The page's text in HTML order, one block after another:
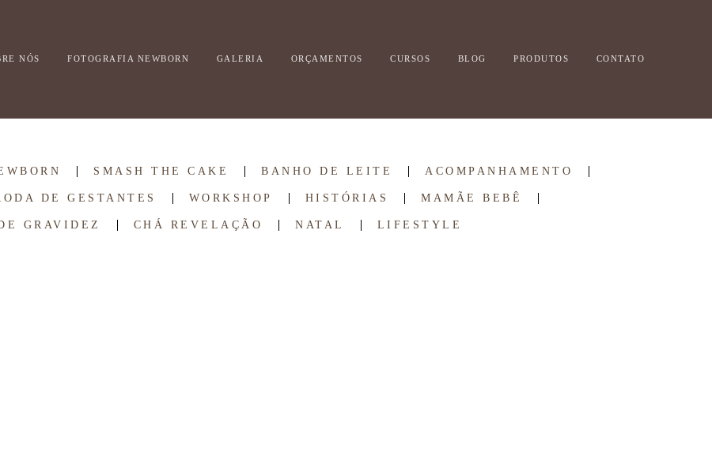
NÓS FOTOGRAFIA NEWBORN GALERIA ORÇAMENTOS CURSOS BLOG PRODUTOS CONTATO
SMASH THE CAKE BANHO DE LEITE ACOMPANHAMENTO
DE GESTANTES WORKSHOP HISTÓRIAS MAMÃE BEBÊ
GRAVIDEZ CHÁ REVELAÇÃO NATAL LIFESTYLE